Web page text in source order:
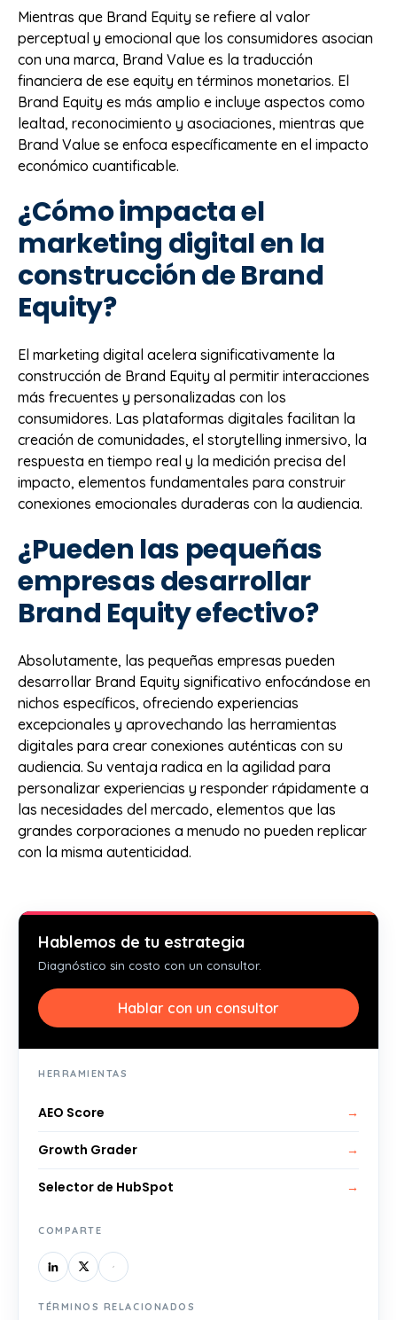
Mientras que Brand Equity se refiere al valor
perceptual y emocional que los consumidores asocian
con una marca, Brand Value es la traducción
financiera de ese equity en términos monetarios. El
Brand Equity es más amplio e incluye aspectos como
lealtad, reconocimiento y asociaciones, mientras que
Brand Value se enfoca específicamente en el impacto
económico cuantificable.
¿Cómo impacta el
marketing digital en la
construcción de Brand
Equity?
El marketing digital acelera significativamente la
construcción de Brand Equity al permitir interacciones
más frecuentes y personalizadas con los
consumidores. Las plataformas digitales facilitan la
creación de comunidades, el storytelling inmersivo, la
respuesta en tiempo real y la medición precisa del
impacto, elementos fundamentales para construir
conexiones emocionales duraderas con la audiencia.
¿Pueden las pequeñas
empresas desarrollar
Brand Equity efectivo?
Absolutamente, las pequeñas empresas pueden
desarrollar Brand Equity significativo enfocándose en
nichos específicos, ofreciendo experiencias
excepcionales y aprovechando las herramientas
digitales para crear conexiones auténticas con su
audiencia. Su ventaja radica en la agilidad para
personalizar experiencias y responder rápidamente a
las necesidades del mercado, elementos que las
grandes corporaciones a menudo no pueden replicar
con la misma autenticidad.
Hablemos de tu estrategia
Diagnóstico sin costo con un consultor.
Hablar con un consultor
HERRAMIENTAS
AEO Score →
Growth Grader →
Selector de HubSpot →
COMPARTE
TÉRMINOS RELACIONADOS